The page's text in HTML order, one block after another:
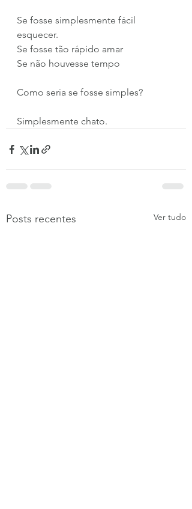
Se fosse simplesmente fácil
esquecer.
Se fosse tão rápido amar
Se não houvesse tempo
Como seria se fosse simples?
Simplesmente chato.
Posts recentes Ver tudo